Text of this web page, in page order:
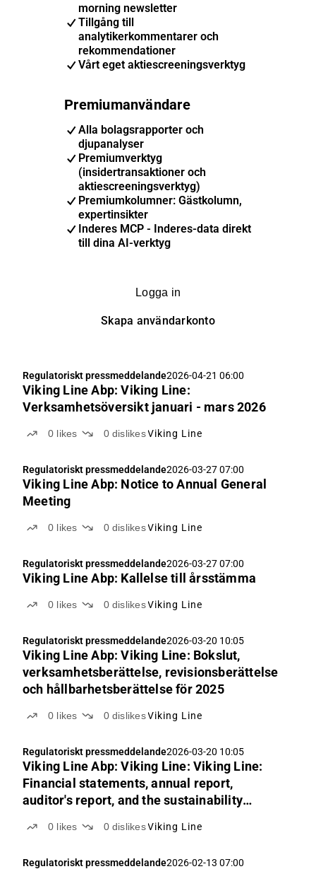
morning newsletter
Tillgång till
analytikerkommentarer och
rekommendationer
Vårt eget aktiescreeningsverktyg
Premiumanvändare
Alla bolagsrapporter och
djupanalyser
Premiumverktyg
(insidertransaktioner och
aktiescreeningsverktyg)
Premiumkolumner: Gästkolumn,
expertinsikter
Inderes MCP - Inderes-data direkt
till dina AI-verktyg
Logga in
Skapa användarkonto
Regulatoriskt pressmeddelande2026-04-21 06:00
Viking Line Abp: Viking Line:
Verksamhetsöversikt januari - mars 2026
0 likes 0 dislikes Viking Line
Regulatoriskt pressmeddelande2026-03-27 07:00
Viking Line Abp: Notice to Annual General
Meeting
0 likes 0 dislikes Viking Line
Regulatoriskt pressmeddelande2026-03-27 07:00
Viking Line Abp: Kallelse till årsstämma
0 likes 0 dislikes Viking Line
Regulatoriskt pressmeddelande2026-03-20 10:05
Viking Line Abp: Viking Line: Bokslut,
verksamhetsberättelse, revisionsberättelse
och hållbarhetsberättelse för 2025
0 likes 0 dislikes Viking Line
Regulatoriskt pressmeddelande2026-03-20 10:05
Viking Line Abp: Viking Line: Viking Line:
Financial statements, annual report,
auditor's report, and the sustainability
0 likes 0 dislikes Viking Line
Regulatoriskt pressmeddelande2026-02-13 07:00